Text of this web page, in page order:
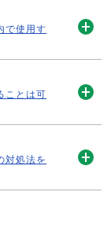
で使用す
く
ことは可
く
対処法を
く